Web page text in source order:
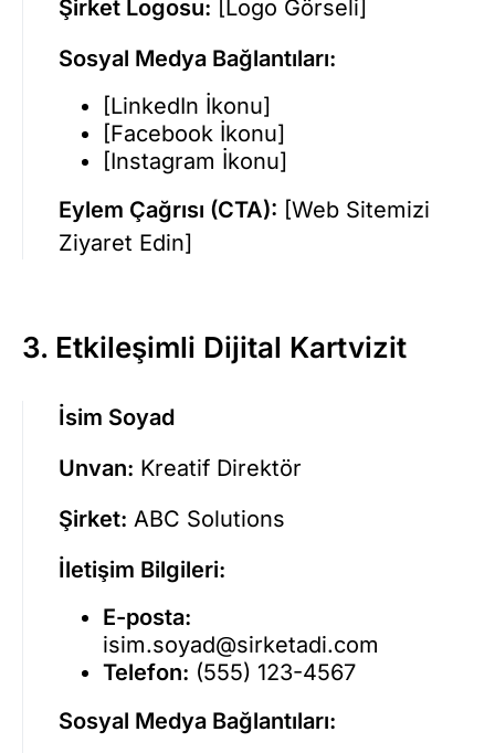
Şirket Logosu: [Logo Görseli]
Sosyal Medya Bağlantıları:
[LinkedIn İkonu]
[Facebook İkonu]
[Instagram İkonu]
Eylem Çağrısı (CTA): [Web Sitemizi
Ziyaret Edin]
3. Etkileşimli Dijital Kartvizit
İsim Soyad
Unvan: Kreatif Direktör
Şirket: ABC Solutions
İletişim Bilgileri:
E-posta:
isim.soyad@sirketadi.com
Telefon: (555) 123-4567
Sosyal Medya Bağlantıları: